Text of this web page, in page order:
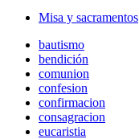
Misa y sacramentos
bautismo
bendición
comunion
confesion
confirmacion
consagracion
eucaristia